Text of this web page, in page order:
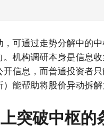
可通过走势分解中的
机构调研本身是信息
信息，而普通投资者
能帮助将股价异动拆
突破中枢的